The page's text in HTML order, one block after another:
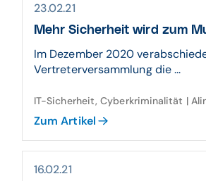
23.02.21
Mehr Sicherheit wird zum
Im Dezember 2020
Vertreterversammlung die ...
IT-Sicherheit, Cyberkriminalität |
Zum Artikel
16.02.21